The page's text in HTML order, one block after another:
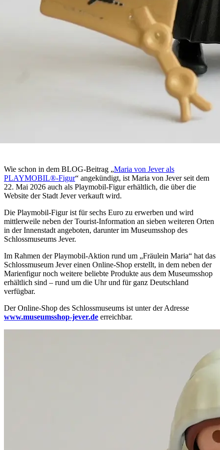
Wie schon in dem BLOG-Beitrag „Maria von Jever als
PLAYMOBIL®-Figur“ angekündigt, ist Maria von Jever seit dem
22. Mai 2026 auch als Playmobil-Figur erhältlich, die über die
Website der Stadt Jever verkauft wird.
Die Playmobil-Figur ist für sechs Euro zu erwerben und wird
mittlerweile neben der Tourist-Information an sieben weiteren Orten
in der Innenstadt angeboten, darunter im Museumsshop des
Schlossmuseums Jever.
Im Rahmen der Playmobil-Aktion rund um „Fräulein Maria“ hat das
Schlossmuseum Jever einen Online-Shop erstellt, in dem neben der
Marienfigur noch weitere beliebte Produkte aus dem Museumsshop
erhältlich sind – rund um die Uhr und für ganz Deutschland
verfügbar.
Der Online-Shop des Schlossmuseums ist unter der Adresse
www.museumsshop-jever.de erreichbar.